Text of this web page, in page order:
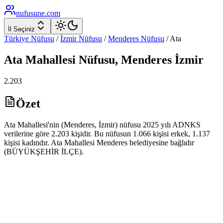
nufusune.com
İl Seçiniz
Türkiye Nüfusu / İzmirNüfusu / Menderes Nüfusu /Ata
Ata Mahallesi Nüfusu, Menderes İzmir
2.203
Özet
Ata Mahallesi'nin (Menderes, İzmir) nüfusu 2025 yılı ADNKS
verilerine göre 2.203 kişidir. Bu nüfusun 1.066 kişisi erkek, 1.137
kişisi kadındır. Ata Mahallesi Menderes belediyesine bağlıdır
(BÜYÜKŞEHİR İLÇE).